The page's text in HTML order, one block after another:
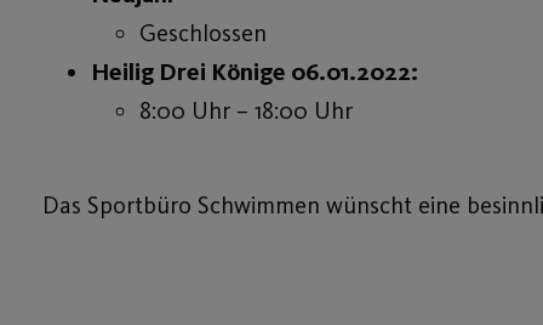
Geschlossen
Heilig Drei Könige 06.01.2022:
8:00 Uhr – 18:00 Uhr
Das Sportbüro Schwimmen wünscht eine